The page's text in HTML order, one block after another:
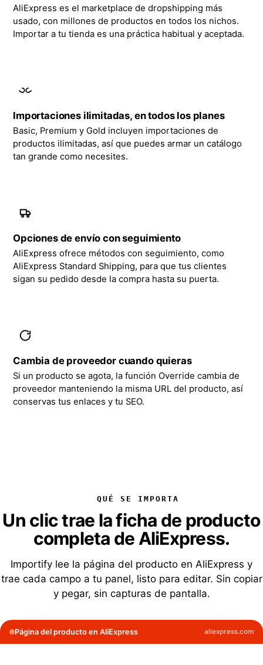
AliExpress es el marketplace de dropshipping más
usado, con millones de productos en todos los nichos.
Importar a tu tienda es una práctica habitual y aceptada.
Importaciones ilimitadas, en todos los planes
Basic, Premium y Gold incluyen importaciones de
productos ilimitadas, así que puedes armar un catálogo
tan grande como necesites.
Opciones de envío con seguimiento
AliExpress ofrece métodos con seguimiento, como
AliExpress Standard Shipping, para que tus clientes
sigan su pedido desde la compra hasta su puerta.
Cambia de proveedor cuando quieras
Si un producto se agota, la función Override cambia de
proveedor manteniendo la misma URL del producto, así
conservas tus enlaces y tu SEO.
QUÉ SE IMPORTA
Un clic trae la ficha de producto
completa de AliExpress.
Importify lee la página del producto en AliExpress y
trae cada campo a tu panel, listo para editar. Sin copiar
y pegar, sin capturas de pantalla.
Página del producto en AliExpress aliexpress.com